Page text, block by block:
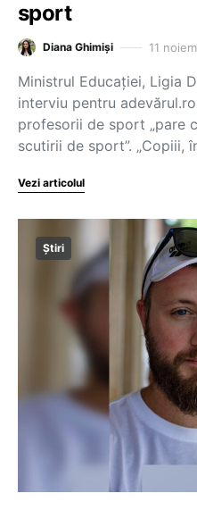
sport
Diana Ghimiși 11
Ministrul Educației, Ligia
interviu pentru
profesorii de sport „pare
scutirii de sport”. „Copiii,
Vezi articolul
Știri